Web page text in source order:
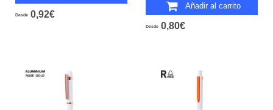
Desde 0,92€
Añadir al carrito
Desde 0,80€